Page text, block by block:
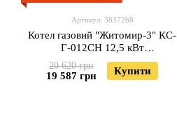
Артикул: 3837268
Котел газовий "Житомир-3" КС-
Г-012СН 12,5 кВт
(одноконтурний) (димохід вгору)
20 620 грн
19 587 грн Купити